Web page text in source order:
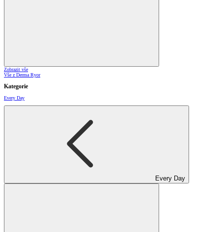
Zobrazit vše
Vše z Derma Ryor
Kategorie
Every Day
Every Day